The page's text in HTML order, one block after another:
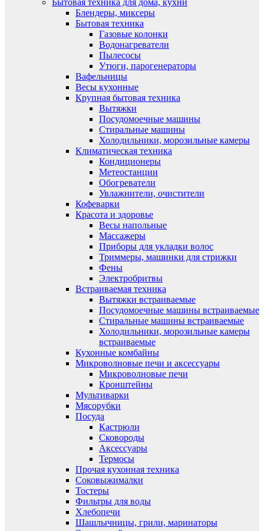
Бытовая техника для дома, кухни
Блендеры, миксеры
Бытовая техника
Газовые колонки
Водонагреватели
Пылесосы
Утюги, парогенераторы
Вафельницы
Весы кухонные
Крупная бытовая техника
Вытяжки
Посудомоечные машины
Стиральные машины
Холодильники, морозильные камеры
Климатическая техника
Кондиционеры
Метеостанции
Обогреватели
Увлажнители, очистители
Кофеварки
Красота и здоровье
Весы напольные
Массажеры
Приборы для укладки волос
Триммеры, машинки для стрижки
Фены
Электробритвы
Встраиваемая техника
Вытяжки встраиваемые
Посудомоечные машины встраиваемые
Стиральные машины встраиваемые
Холодильники, морозильные камеры
встраиваемые
Кухонные комбайны
Микроволновые печи и аксессуары
Микроволновые печи
Кронштейны
Мультиварки
Мясорубки
Посуда
Кастрюли
Сковороды
Аксессуары
Термосы
Прочая кухонная техника
Соковыжималки
Тостеры
Фильтры для воды
Хлебопечи
Шашлычницы, грили, маринаторы